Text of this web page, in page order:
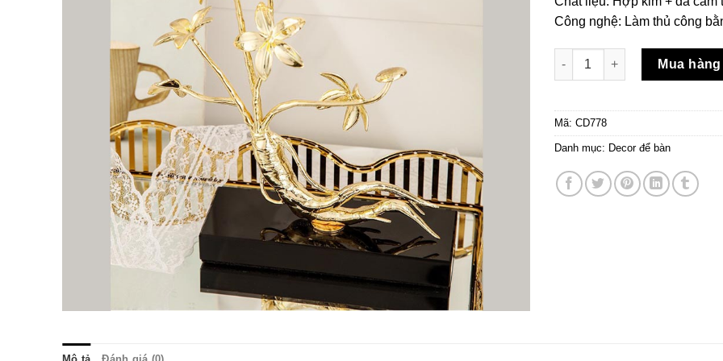
Công nghệ: Làm thủ công
Mô Hình Cây Nhân Sâm Hợp
Mua hàng
Mã: CD778
Danh mục: Decor để bàn